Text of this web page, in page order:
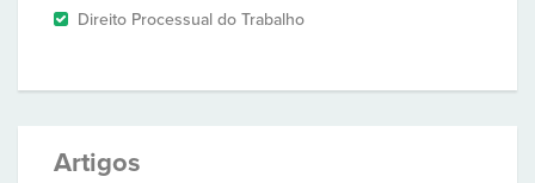
Direito Processual do Trabalho
Artigos